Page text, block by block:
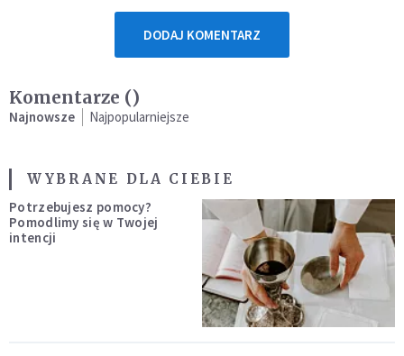
DODAJ KOMENTARZ
Komentarze ()
Najnowsze Najpopularniejsze
WYBRANE DLA CIEBIE
Potrzebujesz pomocy?
Pomodlimy się w Twojej
intencji